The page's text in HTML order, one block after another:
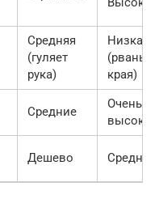
Средняя
(гуляет
рука)
Низкая
(рваные
края)
Средние
Очень
высокие
Дешево Средне